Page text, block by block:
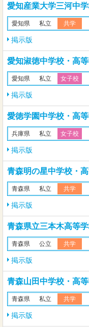
愛知産業大学三河中
愛知県 私立 共学
掲示版
愛知淑徳中学校・高
愛知県 私立 女子校
掲示版
愛徳学園中学校・高
兵庫県 私立 女子校
掲示版
青森明の星中学校・
青森県 私立 共学
掲示版
青森県立三本木高等
青森県 公立 共学
掲示版
青森山田中学校・高
青森県 私立 共学
掲示版